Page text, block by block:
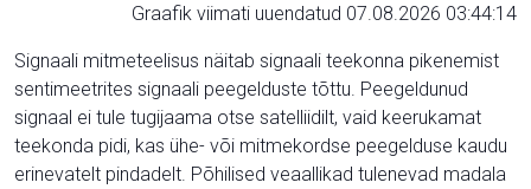
Graafik viimati uuendatud 07.08.2026 03:44:14
Signaali mitmeteelisus näitab signaali teekonna pikenemist
sentimeetrites signaali peegelduste tõttu. Peegeldunud
signaal ei tule tugijaama otse satelliidilt, vaid keerukamat
teekonda pidi, kas ühe- või mitmekordse peegelduse kaudu
erinevatelt pindadelt. Põhilised veaallikad tulenevad madala